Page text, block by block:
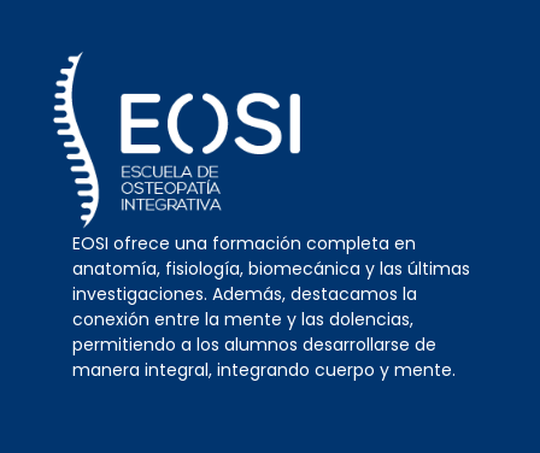
EOSI ofrece una formación completa en
anatomía, fisiología, biomecánica y las últimas
investigaciones. Además, destacamos la
conexión entre la mente y las dolencias,
permitiendo a los alumnos desarrollarse de
manera integral, integrando cuerpo y mente.